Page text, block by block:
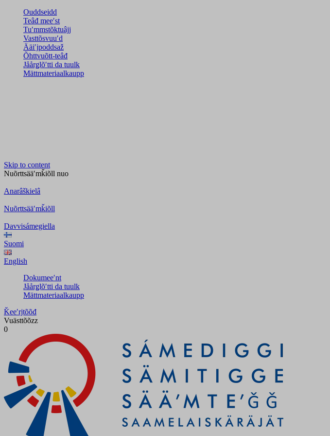
Ouddseidd
Teâđ meeʹst
Tuʹmmstõktuâjj
Vasttõsvuuʹd
Ääiʹjpoddsaž
Õhttvuõtt-teâđ
Jåårǥlõʹtti da tuulk
Mättmateriaalkaupp
Skip to content
Nuõrttsääʹmǩiõll nuo
Anarâškielâ
Nuõrttsääʹmǩiõll
Davvisámegiella
Suomi
English
Dokumeeʹnt
Jåårǥlõʹtti da tuulk
Mättmateriaalkaupp
Ǩeeʹrjtõõđ
Vuästtõõzz
0